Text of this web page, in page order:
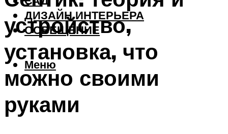
ДИЗАЙН ИНТЕРЬЕРА
ОСВЕЩЕНИЕ
Меню
устройство,
установка, что
можно своими
руками